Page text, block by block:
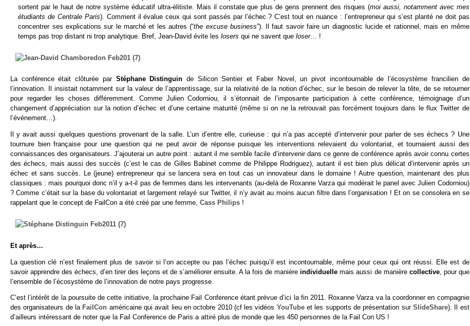
sortent par le haut de notre système éducatif ultra-élitiste. Mais il constate que plus de gens prennent des risques (moi aussi, notamment avec mes
étudiants de Centrale Paris). Comment il évalue ceux qui sont passés par l’échec ? C’est tout en nuance : l’entrepreneur qui s’est planté ne doit pas
concentrer ses explications sur le marché et les autres (“the excuse business”). Il faut savoir faire un diagnostic lucide et rationnel, mais en même
temps pas trop distant ni trop analytique. Bref, Jean-David évite leslosers qui ne savent queloser… !
La conférence était clôturée par Stéphane Distinguinde Silicon Sentier et Faber Novel, un pivot incontournable de l’écosystème francilien de
l’innovation. Il insistait notamment sur la valeur de l’apprentissage, sur la relativité de la notion d’échec, sur le besoin de relever la tête, de se retourner
pour regarder les choses différemment. Comme Julien Codorniou, il s’étonnait de l’imposante participation à cette conférence, témoignage d’un
changement d’appréciation sur la notion d’échec et d’une certaine maturité (même si on ne la retrouvait pas forcément toujours dans le flux Twitter de
l’événement…).
Il y avait aussi quelques questions provenant de la salle. L’un d’entre elle, curieuse : qui n’a pas accepté d’intervenir pour parler de ses échecs ? Une
tournure bien française pour une question qui ne peut avoir de réponse puisque les interventions relevaient du volontariat, et tournaient aussi des
connaissances des organisateurs. J’ajouterai un autre point : autant il me semble facile d’intervenir dans ce genre de conférence après avoir connu certes
des échecs, mais aussi des succès (c’est le cas de Gilles Babinet comme de Philippe Rodriguez), autant il est bien plus délicat d’intervenir après un
échec et sans succès. Le (jeune) entrepreneur qui se lancera sera en tout cas un innovateur dans le domaine ! Autre question, maintenant des plus
classiques : mais pourquoi donc n’il y a-t-il pas de femmes dans les intervenants (au-delà de Roxanne Varza qui modérait le panel avec Julien Codorniou)
? Comme c’était sur la base du volontariat et largement relayé sur Twitter, il n’y avait au moins aucun filtre dans l’organisation ! Et on se consolera en se
rappelant que le concept de FailCon a été créé par une femme, Cass Philips !
Et après…
La question clé n’est finalement plus de savoir si l’on accepte ou pas l’échec puisqu’il est incontournable, même pour ceux qui ont réussi. Elle est de
savoir apprendre des échecs, d’en tirer des leçons et de s’améliorer ensuite. A la fois de manièreindividuellemais aussi de manière collective, pour que
l’ensemble de l’écosystème de l’innovation de notre pays progresse.
C’est l’intérêt de la poursuite de cette initiative, la prochaine Fail Conference étant prévue d’ici la fin 2011. Roxanne Varza va la coordonner en compagnie
des organisateurs de la FailCon américaine qui avait lieu en octobre 2010 (cf les vidéos YouTubeet les supports de présentation surSlideShare). Il est
d’ailleurs intéressant de noter que la Fail Conference de Paris a attiré plus de monde que les 450 personnes de la Fail Con US !